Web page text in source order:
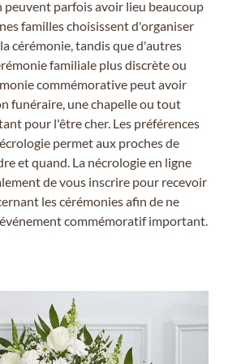
parfois avoir lieu beaucoup
familles choisissent d'organiser
cérémonie, tandis que d'autres
familiale plus discrète ou
commémorative peut avoir
funéraire, une chapelle ou tout
pour l'être cher. Les préférences
permet aux proches de
et quand. La nécrologie en ligne
de vous inscrire pour recevoir
les cérémonies afin de ne
commémoratif important.